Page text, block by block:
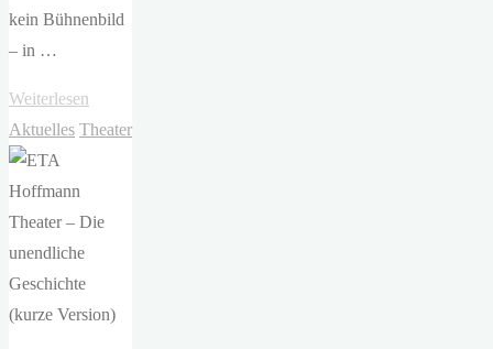
kein Bühnenbild
– in …
Weiterlesen
Nürnberg
Kaninchen,
von
Aktuelles Theater